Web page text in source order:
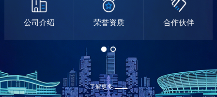
公司介绍 荣誉资质 合作伙伴
了解更多